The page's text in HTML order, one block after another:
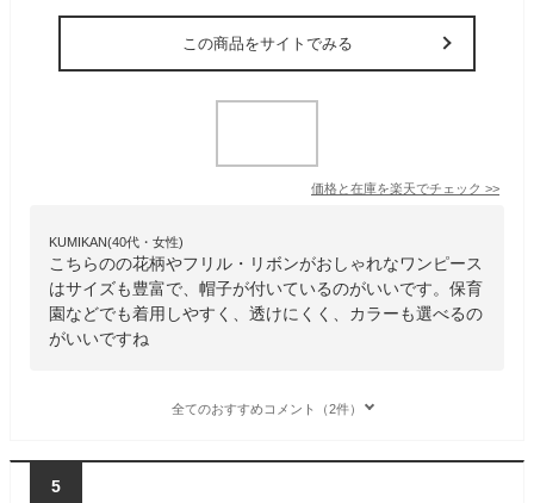
この商品をサイトでみる
価格と在庫を楽天でチェック >>
KUMIKAN(40代・女性)
こちらのの花柄やフリル・リボンがおしゃれなワンピース
はサイズも豊富で、帽子が付いているのがいいです。保育
園などでも着用しやすく、透けにくく、カラーも選べるの
がいいですね
全てのおすすめコメント（2件）
5